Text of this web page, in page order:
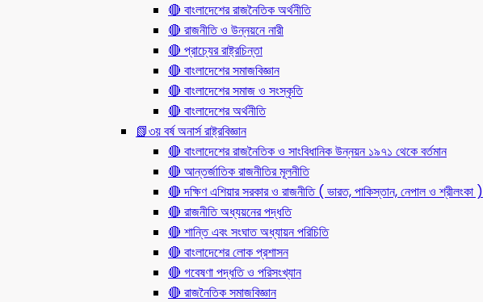
🔴 বাংলাদেশের রাজনৈতিক অর্থনীতি
🔴 রাজনীতি ও উন্নয়নে নারী
🔴 প্রাচ্যের রাষ্ট্রচিন্তা
🔴 বাংলাদেশের সমাজবিজ্ঞান
🔴 বাংলাদেশের সমাজ ও সংস্কৃতি
🔴 বাংলাদেশের অর্থনীতি
📗৩য় বর্ষ অনার্স রাষ্ট্রবিজ্ঞান
🔴 বাংলাদেশের রাজনৈতিক ও সাংবিধানিক উন্নয়ন ১৯৭১ থেকে বর্তমান
🔴 আন্তর্জাতিক রাজনীতির মূলনীতি
🔴 দক্ষিণ এশিয়ার সরকার ও রাজনীতি ( ভারত, পাকিস্তান, নেপাল ও শ্রীলংকা )
🔴 রাজনীতি অধ্যয়নের পদ্ধতি
🔴 শান্তি এবং সংঘাত অধ্যায়ন পরিচিতি
🔴 বাংলাদেশের লোক প্রশাসন
🔴 গবেষণা পদ্ধতি ও পরিসংখ্যান
🔴 রাজনৈতিক সমাজবিজ্ঞান